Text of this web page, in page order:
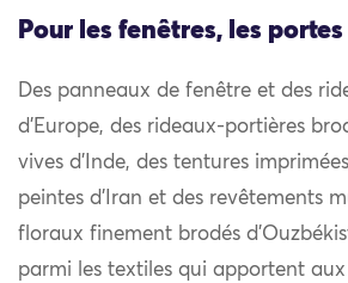
Pour les fenêtres, les
Des panneaux de fenêtre et des
d’Europe, des rideaux-portières
vives d’Inde, des tentures
peintes d’Iran et des revêtements
floraux finement brodés
parmi les textiles qui apportent